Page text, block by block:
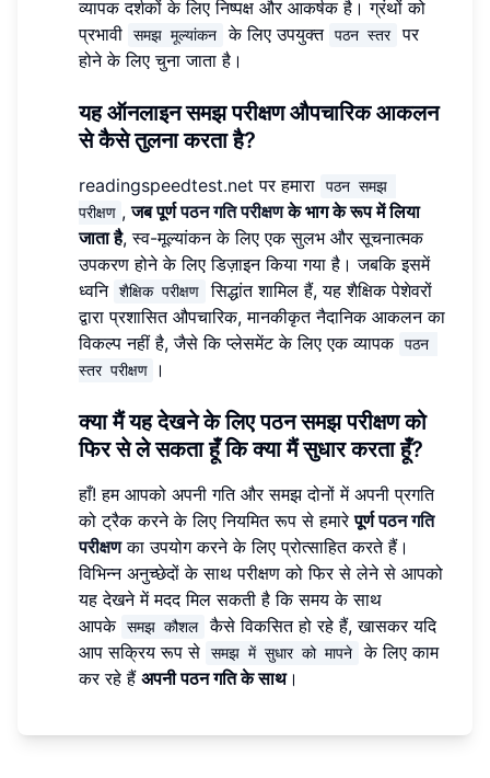
व्यापक दर्शकों के लिए निष्पक्ष और आकर्षक है। ग्रंथों को
प्रभावी
समझ मूल्यांकन के लिए उपयुक्त पठन स्तर
पर
होने के लिए चुना जाता है।
यह ऑनलाइन समझ परीक्षण औपचारिक आकलन
से कैसे तुलना करता है?
readingspeedtest.net पर हमारा
पठन समझ
परीक्षण ,जब पूर्णपठन गति परीक्षणके भाग के रूप में लिया
जाता है, स्व-मूल्यांकन के लिए एक सुलभ और सूचनात्मक
उपकरण होने के लिए डिज़ाइन किया गया है। जबकि इसमें
ध्वनि शैक्षिक परीक्षण
सिद्धांत शामिल हैं, यह शैक्षिक पेशेवरों
द्वारा प्रशासित औपचारिक, मानकीकृत नैदानिक ​​आकलन का
विकल्प नहीं है, जैसे कि प्लेसमेंट के लिए एक व्यापक पठन
स्तर परीक्षण
।
क्या मैं यह देखने के लिए पठन समझ परीक्षण को
फिर से ले सकता हूँ कि क्या मैं सुधार करता हूँ?
हाँ! हम आपको अपनी गति और समझ दोनों में अपनी प्रगति
को ट्रैक करने के लिए नियमित रूप से हमारेपूर्णपठन गति
परीक्षणका उपयोग करने के लिए प्रोत्साहित करते हैं।
विभिन्न अनुच्छेदों के साथ परीक्षण को फिर से लेने से आपको
यह देखने में मदद मिल सकती है कि समय के साथ
आपके समझ कौशल कैसे विकसित हो रहे हैं, खासकर यदि
आप सक्रिय रूप से
समझ में सुधार को मापने
के लिए काम
कर रहे हैं अपनी पठन गति के साथ।